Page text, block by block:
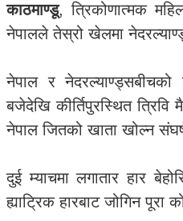
काठमाण्डू, त्रिकोणात्मक
नेपालले तेस्रो खेलमा
नेपाल र
बजेदेखि कीर्तिपुरस्थित
नेपाल जितको खाता खोल्न
दुई म्याचमा लगातार हार
ह्याट्रिक हारबाट जोगिन पूरा